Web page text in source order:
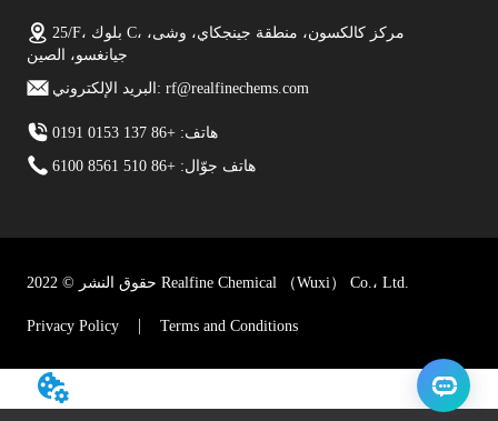
25/F، بلوك C، مركز كالكسون، منطقة جينجكاي، وشى،
جيانغسو، الصين
البريد الإلكتروني: rf@realfinechems.com
هاتف: +86 137 0153 0191
هاتف جوّال: +86 510 8561 6100
حقوق النشر © 2022 Realfine Chemical （Wuxi） Co.، Ltd.
Privacy Policy Terms and Conditions